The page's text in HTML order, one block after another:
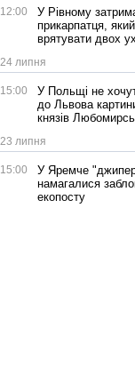
12:00
У Рівному
прикарпатця,
врятувати двох
24 липня
15:00
У Польщі не
до Львова
князів
23 липня
15:00
У Яремче
намагалися
екопосту